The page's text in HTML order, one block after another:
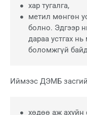
хар тугалга,
метил мөнгөн
болно. Эдгээр
дараа устгах
боломжгүй
Иймээс ДЭМБ
хөдөө аж ахуйн